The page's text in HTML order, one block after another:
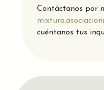
Contáctanos por
cuéntanos tus